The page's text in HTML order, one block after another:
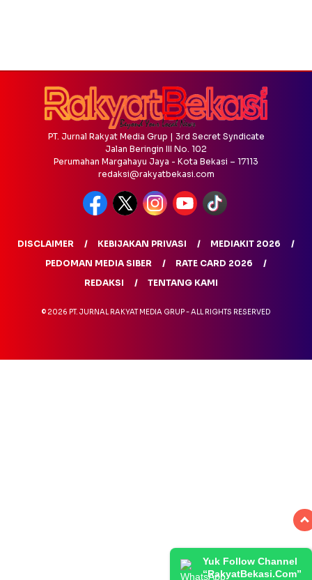
Yuk Follow Channel
“RakyatBekasi.Com”
PT. Jurnal Rakyat Media Grup | 3rd Secret Syndicate
Jalan Beringin III No. 102
Perumahan Margahayu Jaya - Kota Bekasi – 17113
redaksi@rakyatbekasi.com
DISCLAIMER KEBIJAKAN PRIVASI
MEDIAKIT 2026
PEDOMAN MEDIA SIBER
RATE CARD 2026
REDAKSI
TENTANG KAMI
© 2026 PT. JURNAL RAKYAT MEDIA GRUP - ALL RIGHTS RESERVED